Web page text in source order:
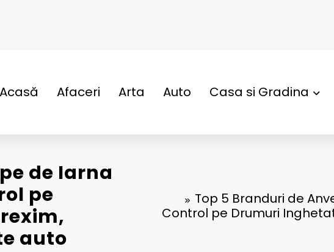
Acasă Afaceri Arta Auto Casa si Gradina
de Iarna
pe
auto
Top 5 Branduri de
Control pe Drumuri